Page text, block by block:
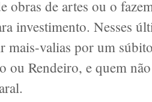
obras de artes ou o
investimento. Nesses
mais-valias por um
Rendeiro, e quem